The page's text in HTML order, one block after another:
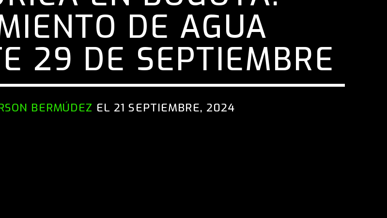
DE AGUA
29 DE SEPTIEMBRE
BERMÚDEZ EL 21 SEPTIEMBRE, 2024